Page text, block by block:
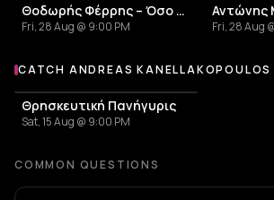
Θοδωρής Φέρρης – Όσο θα γυρίζει η γη Summer Tour
Fri, 28 Aug @ 9:00 PM
Αντώνης
Fri, 28 Aug
More events with Andreas
CATCH ANDREAS KANELLAKOPOULOS
Θρησκευτική Πανήγυρις
Sat, 15 Aug @ 9:00 PM
COMMON QUESTIONS